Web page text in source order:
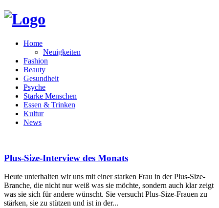
Home
Neuigkeiten
Fashion
Beauty
Gesundheit
Psyche
Starke Menschen
Essen & Trinken
Kultur
News
Plus-Size-Interview des Monats
Heute unterhalten wir uns mit einer starken Frau in der Plus-Size-
Branche, die nicht nur weiß was sie möchte, sondern auch klar zeigt
was sie sich für andere wünscht. Sie versucht Plus-Size-Frauen zu
stärken, sie zu stützen und ist in der...